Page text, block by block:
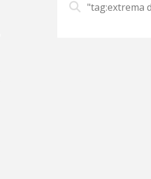
"tag:extrema